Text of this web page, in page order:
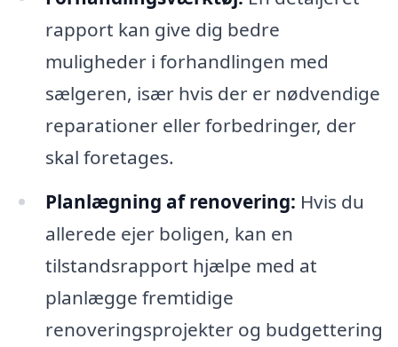
rapport kan give dig bedre
muligheder i forhandlingen med
sælgeren, især hvis der er nødvendige
reparationer eller forbedringer, der
skal foretages.
Planlægning af renovering: Hvis du
allerede ejer boligen, kan en
tilstandsrapport hjælpe med at
planlægge fremtidige
renoveringsprojekter og budgettering